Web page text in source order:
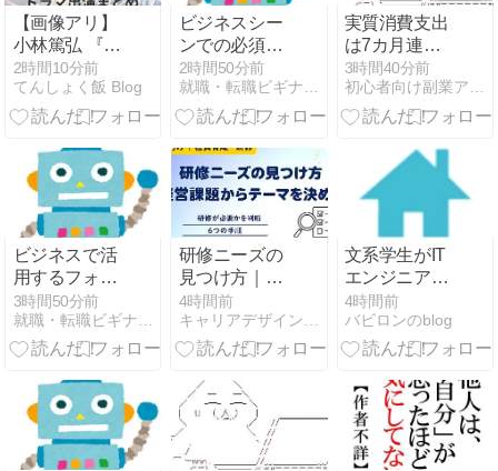
【画像アリ】
小林篤弘 『ク
ロスロード 〜
救命救急の約
束〜』松谷蓮
ィール ドラマ
出演まとめ
2時間10分前
てんしょく飯 Blog
ビジネスシー
ンでの必須！
食事マナー完
全ガイド
2時間50分前
就職・転職ビギナーズマガジン
実質消費支出
は7カ月連続
のマイナス、
前年同月比
3.3%減－6月
3時間40分前
初心者向け副業アフィリエイト情報館 InfoShop
ビジネスで活
用するフォー
ムのタイプと
メリット解説
3時間50分前
研修ニーズの
見つけ方｜経
営課題から研
修テーマを決
める手順
4時間前
文系学生がIT
エンジニアを
目指す就活｜
何を勉強し、
どのサービス
4時間前
バビロンのblog